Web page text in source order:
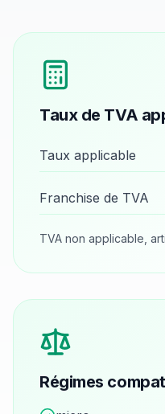
Taux de TVA
Taux applicable
Franchise de TVA
TVA non applicable,
Régimes